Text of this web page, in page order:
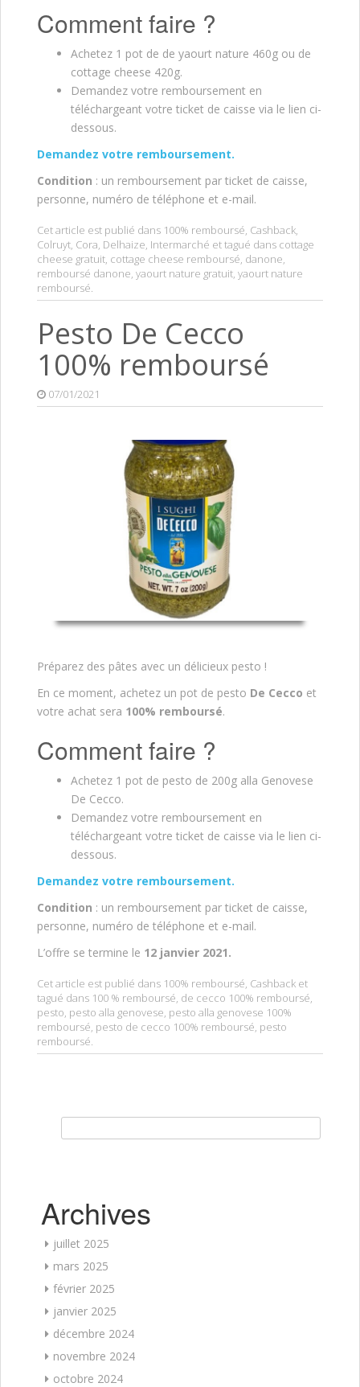
Comment faire ?
Achetez 1 pot de de yaourt nature 460g ou de
cottage cheese 420g.
Demandez votre remboursement en
téléchargeant votre ticket de caisse via le lien ci-
dessous.
Demandez votre remboursement.
Condition : un remboursement par ticket de caisse,
personne, numéro de téléphone et e-mail.
Cet article est publié dans 100% remboursé, Cashback,
Colruyt, Cora, Delhaize, Intermarché et tagué dans cottage
cheese gratuit, cottage cheese remboursé, danone,
remboursé danone, yaourt nature gratuit, yaourt nature
remboursé.
Pesto De Cecco
100% remboursé
07/01/2021
Préparez des pâtes avec un délicieux pesto !
En ce moment, achetez un pot de pesto De Cecco et
votre achat sera 100% remboursé.
Comment faire ?
Achetez 1 pot de pesto de 200g alla Genovese
De Cecco.
Demandez votre remboursement en
téléchargeant votre ticket de caisse via le lien ci-
dessous.
Demandez votre remboursement.
Condition : un remboursement par ticket de caisse,
personne, numéro de téléphone et e-mail.
L’offre se termine le 12 janvier 2021.
Cet article est publié dans 100% remboursé, Cashback et
tagué dans 100 % remboursé, de cecco 100% remboursé,
pesto, pesto alla genovese, pesto alla genovese 100%
remboursé, pesto de cecco 100% remboursé, pesto
remboursé.
Archives
juillet 2025
mars 2025
février 2025
janvier 2025
décembre 2024
novembre 2024
octobre 2024